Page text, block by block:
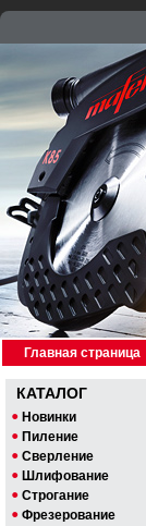
Главная страница
КАТАЛОГ
Новинки
Пиление
Сверление
Шлифование
Строгание
Фрезерование